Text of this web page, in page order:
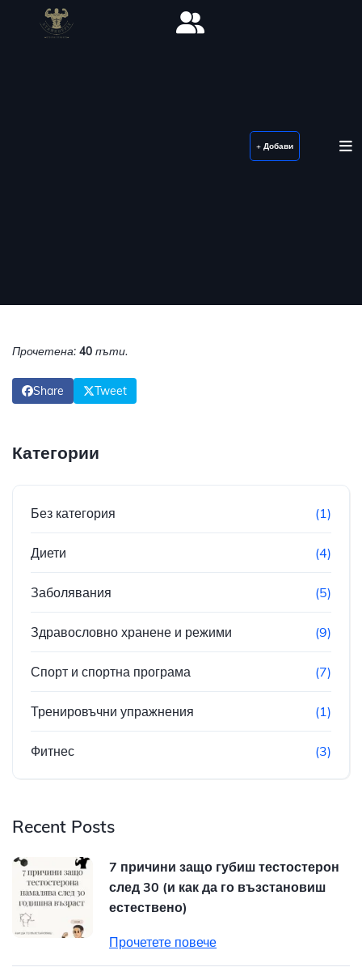
+ Добави
Прочетена: 40 пъти.
Share Tweet
Категории
Без категория (1)
Диети (4)
Заболявания (5)
Здравословно хранене и режими (9)
Спорт и спортна програма (7)
Тренировъчни упражнения (1)
Фитнес (3)
Recent Posts
7 причини защо губиш тестостерон
след 30 (и как да го възстановиш
естествено)
Прочетете повече